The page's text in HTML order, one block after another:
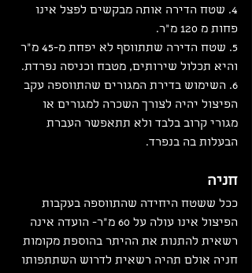
4. שטח הדירה אותה מבקשים לפצל אינו
פחות מ 120 מ"ר.
5. שטח הדירה שתתווסף לא יפחת מ-45 מ"ר
והיא תכלול שירותים, מטבח וכניסה נפרדת.
6. השימוש בדירת המגורים שהתווספה עקב
הפיצול יהיה לצורך השכרה למגורים או
מגורי קרוב בלבד ולא תתאפשר העברת
הבעלות בה בנפרד.
חניה
ככל ששטח היחידה שהתווספה בעקבות
הפיצול אינו עולה על 60 מ"ר- הועדה אינה
רשאית להתנות את ההיתר בהוספת מקומות
חניה אולם תהיה רשאית לדרוש השתתפותו